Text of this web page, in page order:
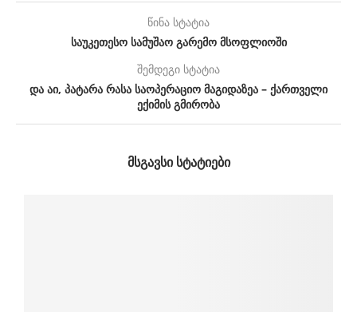
წინა სტატია
საუკეთესო სამუშაო გარემო მსოფლიოში
შემდეგი სტატია
და აი, პატარა რასა საოპერაციო მაგიდაზეა – ქართველი
ექიმის გმირობა
ᲛᲡᲒᲐᲕᲡᲘ ᲡᲢᲐᲢᲘᲔᲑᲘ